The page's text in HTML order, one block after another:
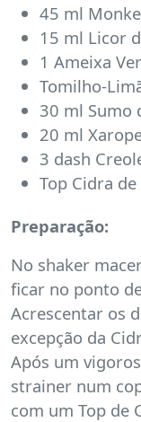
45 ml
15 ml Licor
1 Ameixa
Tomilho-
30 ml Sumo
20 ml
3 dash
Top Cidra
Preparação:
No shaker
ficar no ponto
Acrescentar os
excepção da
Após um
strainer num
com um Top de